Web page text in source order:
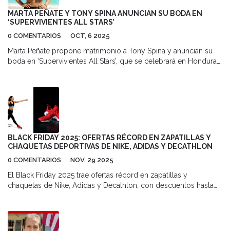
MARTA PEÑATE Y TONY SPINA ANUNCIAN SU BODA EN
‘SUPERVIVIENTES ALL STARS’
0 COMENTARIOS OCT, 6 2025
Marta Peñate propone matrimonio a Tony Spina y anuncian su
boda en ‘Supervivientes All Stars’, que se celebrará en Honduras
BLACK FRIDAY 2025: OFERTAS RÉCORD EN ZAPATILLAS Y
CHAQUETAS DEPORTIVAS DE NIKE, ADIDAS Y DECATHLON
0 COMENTARIOS NOV, 29 2025
El Black Friday 2025 trae ofertas récord en zapatillas y
chaquetas de Nike, Adidas y Decathlon, con descuentos hasta
deportivo antes de Navidad.